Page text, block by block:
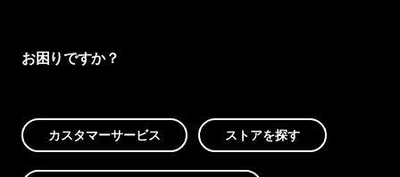
お困りですか？
カスタマーサービス ストアを探す